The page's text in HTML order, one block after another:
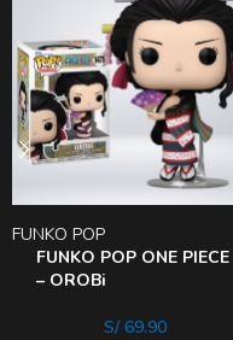
FUNKO POP ONE PIECE
– OROBi
FUNKO POP
S/69.90